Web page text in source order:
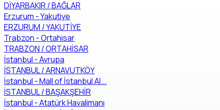
DİYARBAKIR / BAĞLAR
Erzurum - Yakutiye
ERZURUM / YAKUTİYE
Trabzon - Ortahisar
TRABZON / ORTAHİSAR
İstanbul - Avrupa
İSTANBUL / ARNAVUTKÖY
İstanbul - Mall of İstanbul Al...
İSTANBUL / BAŞAKŞEHİR
İstanbul - Atatürk Havalimanı